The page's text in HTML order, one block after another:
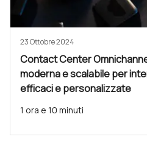
23 Ottobre 2024
Contact Center
moderna e scalabile per
efficaci e personalizzate
1 ora e 10 minuti